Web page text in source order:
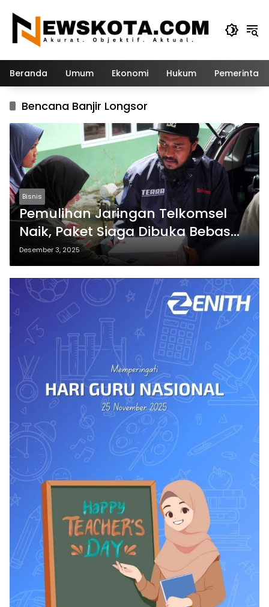
konten
Beranda Umum Ekonomi Hukum
Bencana Banjir Longsor
Bisnis
Pemulihan Jaringan Telkomsel
Naik, Paket Siaga Dibuka Bebas
Biaya
Desember 3, 2025